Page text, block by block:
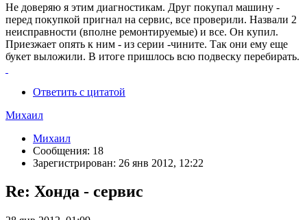
Не доверяю я этим диагностикам. Друг покупал машину -
перед покупкой пригнал на сервис, все проверили. Назвали 2
неисправности (вполне ремонтируемые) и все. Он купил.
Приезжает опять к ним - из серии -чините. Так они ему еще
букет выложили. В итоге пришлось всю подвеску перебирать.
Ответить с цитатой
Михаил
Михаил
Сообщения: 18
Зарегистрирован: 26 янв 2012, 12:22
Re: Хонда - сервис